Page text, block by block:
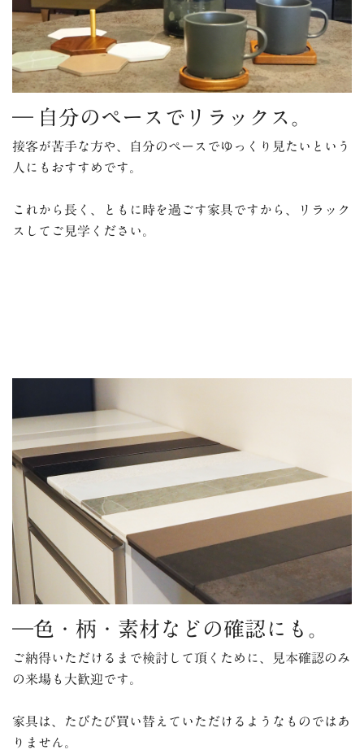
― 自分のペースでリラックス。
接客が苦手な方や、自分のペースでゆっくり見たいという
人にもおすすめです。
これから長く、ともに時を過ごす家具ですから、リラック
スしてご見学ください。
―色・柄・素材などの確認にも。
ご納得いただけるまで検討して頂くために、見本確認のみ
の来場も大歓迎です。
家具は、たびたび買い替えていただけるようなものではあ
りません。